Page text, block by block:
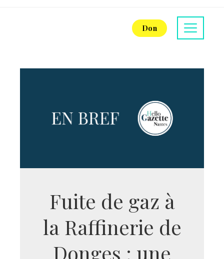
Don
Fuite de gaz à
la Raffinerie de
Donges : une